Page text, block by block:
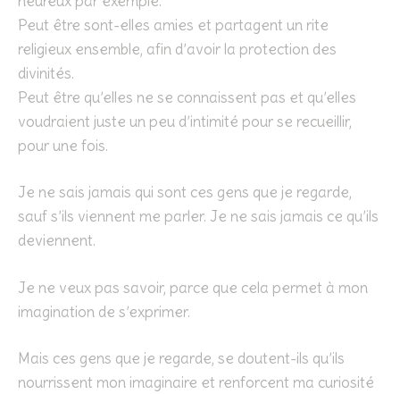
Peut être sont-elles amies et partagent un rite
religieux ensemble, afin d’avoir la protection des
divinités.
Peut être qu’elles ne se connaissent pas et qu’elles
voudraient juste un peu d’intimité pour se recueillir,
pour une fois.
Je ne sais jamais qui sont ces gens que je regarde,
sauf s’ils viennent me parler. Je ne sais jamais ce qu’ils
deviennent.
Je ne veux pas savoir, parce que cela permet à mon
imagination de s’exprimer.
Mais ces gens que je regarde, se doutent-ils qu’ils
nourrissent mon imaginaire et renforcent ma curiosité